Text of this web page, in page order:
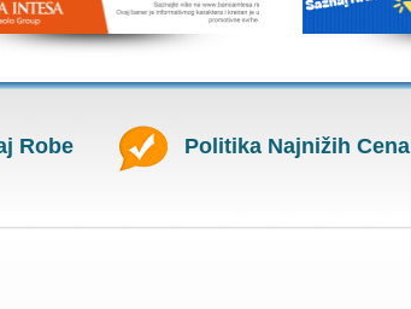
Robe Politika Najnižih Cena